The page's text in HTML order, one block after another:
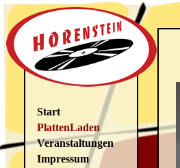
Start
PlattenLaden
Veranstaltungen
Impressum